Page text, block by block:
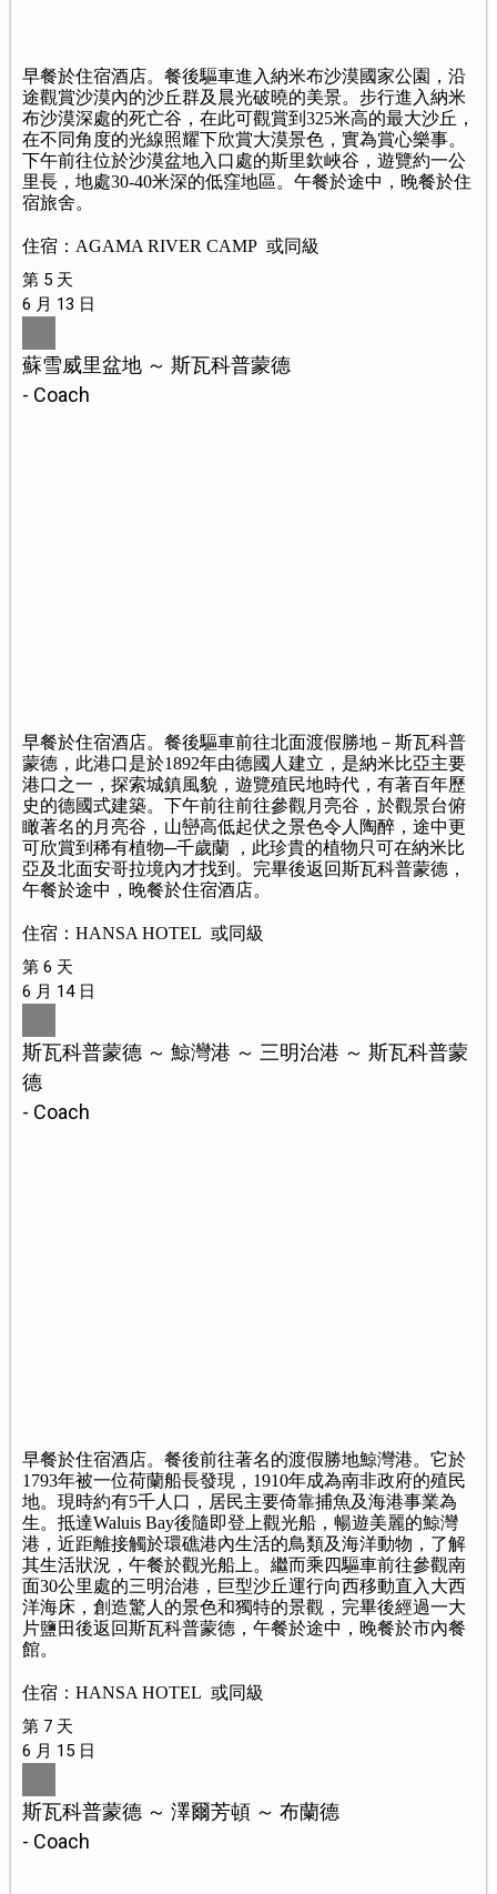
早餐於住宿酒店。餐後驅車進入納米布沙漠國家公園，沿
途觀賞沙漠內的沙丘群及晨光破曉的美景。步行進入納米
布沙漠深處的死亡谷，在此可觀賞到325米高的最大沙丘，
在不同角度的光線照耀下欣賞大漠景色，實為賞心樂事。
下午前往位於沙漠盆地入口處的斯里欽峽谷，遊覽約一公
里長，地處30-40米深的低窪地區。午餐於途中，晚餐於住
宿旅舍。
住宿：AGAMA RIVER CAMP 或同級
第 5 天
6 月 13 日
蘇雪威里盆地 ～ 斯瓦科普蒙德
- Coach
早餐於住宿酒店。餐後驅車前往北面渡假勝地－斯瓦科普
蒙德，此港口是於1892年由德國人建立，是納米比亞主要
港口之一，探索城鎮風貌，遊覽殖民地時代，有著百年歷
史的德國式建築。下午前往前往參觀月亮谷，於觀景台俯
瞰著名的月亮谷，山巒高低起伏之景色令人陶醉，途中更
可欣賞到稀有植物─千歲蘭 ，此珍貴的植物只可在納米比
亞及北面安哥拉境內才找到。完畢後返回斯瓦科普蒙德，
午餐於途中，晚餐於住宿酒店。
住宿：HANSA HOTEL 或同級
第 6 天
6 月 14 日
斯瓦科普蒙德 ～ 鯨灣港 ～ 三明治港 ～ 斯瓦科普蒙
德
- Coach
早餐於住宿酒店。餐後前往著名的渡假勝地鯨灣港。它於
1793年被一位荷蘭船長發現，1910年成為南非政府的殖民
地。現時約有5千人口，居民主要倚靠捕魚及海港事業為
生。抵達Waluis Bay後隨即登上觀光船，暢遊美麗的鯨灣
港，近距離接觸於環礁港內生活的鳥類及海洋動物，了解
其生活狀況，午餐於觀光船上。繼而乘四驅車前往參觀南
面30公里處的三明治港，巨型沙丘運行向西移動直入大西
洋海床，創造驚人的景色和獨特的景觀，完畢後經過一大
片鹽田後返回斯瓦科普蒙德，午餐於途中，晚餐於市內餐
館。
住宿：HANSA HOTEL 或同級
第 7 天
6 月 15 日
斯瓦科普蒙德 ～ 澤爾芳頓 ～ 布蘭德
- Coach